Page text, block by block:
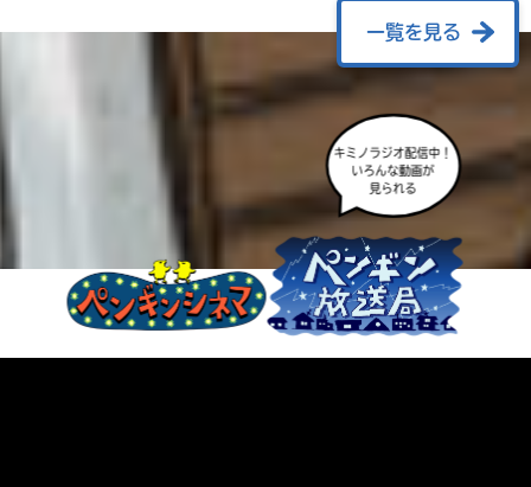
一覧を見る
キミノラジオ配信中！
いろんな動画が
見られる
も
度
み
て
ね
る